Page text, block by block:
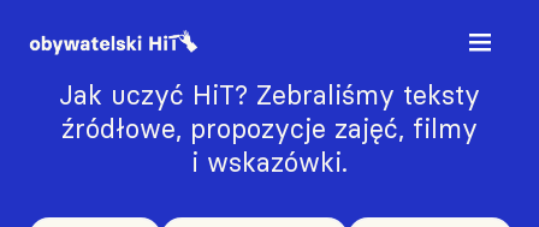
Jak uczyć HiT? Zebraliśmy teksty
źródłowe, propozycje zajęć, filmy
i wskazówki.